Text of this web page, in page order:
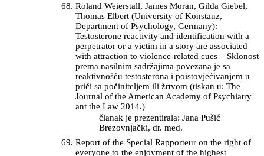
Roland Weierstall, James Moran, Gilda Giebel,
Thomas Elbert (University of Konstanz,
Department of Psychology, Germany):
Testosterone reactivity and identification with a
perpetrator or a victim in a story are associated
with attraction to violence-related cues – Sklonost
prema nasilnim sadržajima povezana je sa
reaktivnošću testosterona i poistovjećivanjem u
priči sa počiniteljem ili žrtvom (tiskan u: The
Journal of the American Academy of Psychiatry
ant the Law 2014.)
članak je prezentirala: Jana Pušić
Brezovnjački, dr. med.
Report of the Special Rapporteur on the right of
everyone to the enjoyment of the highest